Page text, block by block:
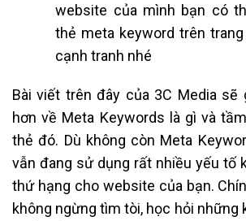
website của mình bạn có
thẻ meta keyword trên
cạnh tranh nhé
Bài viết trên đây của 3C Media sẽ
hơn về Meta Keywords là gì và
thẻ đó. Dù không còn Meta
vẫn đang sử dụng rất nhiều yếu tố
thứ hạng cho website của bạn.
không ngừng tìm tòi, học hỏi những